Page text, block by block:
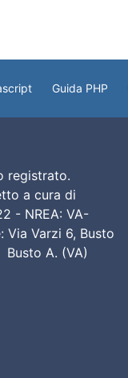
Guida PHP
registrato.
a cura di
- NREA: VA-
Via Varzi 6, Busto
A. (VA)